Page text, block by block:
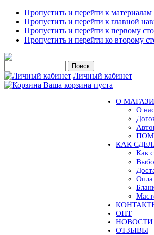
Пропустить и перейти к материалам
Пропустить и перейти к главной
Пропустить и перейти к первому
Пропустить и перейти ко второму
Личный кабинет
Ваша корзина пуста
О
О нас
КАК
Как
ОПТ
НОВОСТИ
ОТЗЫВЫ